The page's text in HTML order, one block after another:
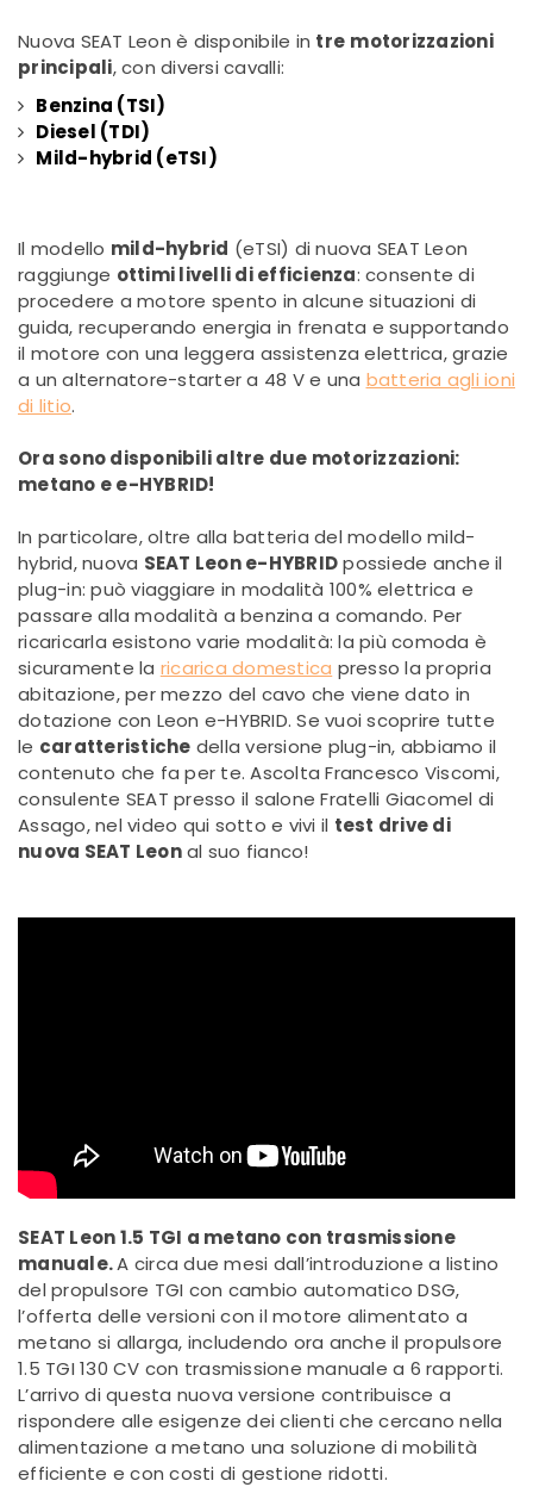
Nuova SEAT Leon è disponibile in tre motorizzazioni
principali, con diversi cavalli:
Benzina (TSI)
Diesel (TDI)
Mild-hybrid (eTSI)
Il modello mild-hybrid (eTSI) di nuova SEAT Leon
raggiunge ottimi livelli di efficienza: consente di
procedere a motore spento in alcune situazioni di
guida, recuperando energia in frenata e supportando
il motore con una leggera assistenza elettrica, grazie
a un alternatore-starter a 48 V e una batteria agli ioni
di litio.
Ora sono disponibili altre due motorizzazioni:
metano e e-HYBRID!
In particolare, oltre alla batteria del modello mild-
hybrid, nuova SEAT Leon e-HYBRIDpossiede anche il
plug-in: può viaggiare in modalità 100% elettrica e
passare alla modalità a benzina a comando. Per
ricaricarla esistono varie modalità: la più comoda è
sicuramente la ricarica domestica presso la propria
abitazione, per mezzo del cavo che viene dato in
dotazione con Leon e-HYBRID. Se vuoi scoprire tutte
le caratteristiche della versione plug-in, abbiamo il
contenuto che fa per te. Ascolta Francesco Viscomi,
consulente SEAT presso il salone Fratelli Giacomel di
Assago, nel video qui sotto e vivi il test drive di
nuova SEAT Leonal suo fianco!
SEAT Leon 1.5 TGI a metano con trasmissione
manuale.A circa due mesi dall’introduzione a listino
del propulsore TGI con cambio automatico DSG,
l’offerta delle versioni con il motore alimentato a
metano si allarga, includendo ora anche il propulsore
1.5 TGI 130 CV con trasmissione manuale a 6 rapporti.
L’arrivo di questa nuova versione contribuisce a
rispondere alle esigenze dei clienti che cercano nella
alimentazione a metano una soluzione di mobilità
efficiente e con costi di gestione ridotti.